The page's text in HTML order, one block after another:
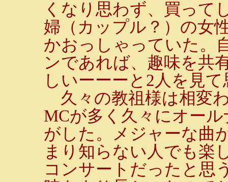
くなり思わず、買って
婦（カップル？）の女
かおっしゃっていた。
ンであれば、趣味を共
しいーーーと2人を見
久々の教祖様は相変
MCが多く久々にオー
がした。メジャーな曲
まり知らない人でも楽
コンサートだったと思